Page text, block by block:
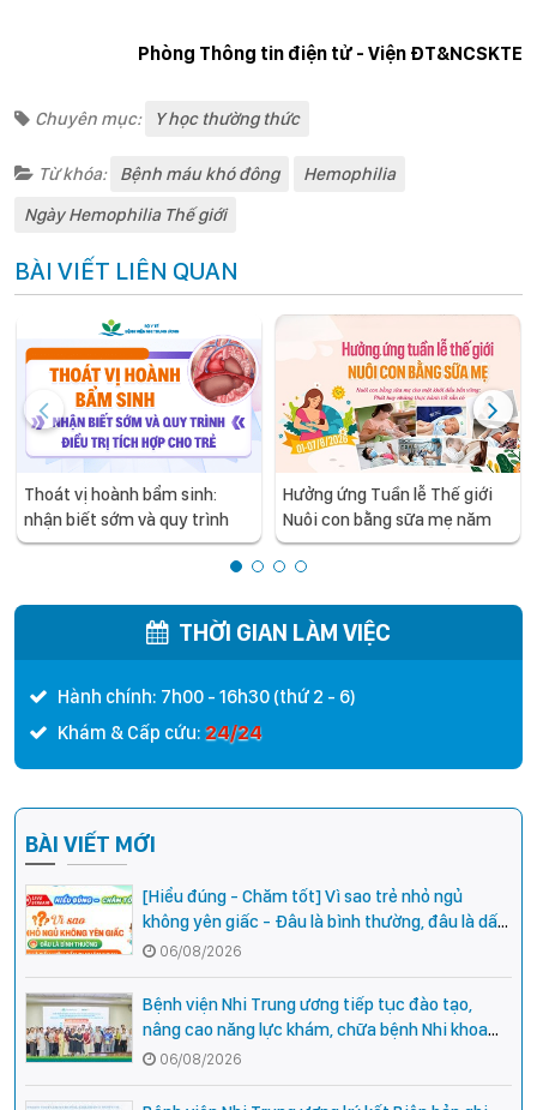
Phòng Thông tin điện tử - Viện ĐT&NCSKTE
Chuyên mục: Y học thường thức
Từ khóa: Bệnh máu khó đông
Hemophilia
Ngày Hemophilia Thế giới
BÀI VIẾT LIÊN QUAN
Thoát vị hoành bẩm sinh:
nhận biết sớm và quy trình
điều trị tích hợp cho trẻ -
Hưởng ứng Tuần lễ Thế giới
Nuôi con bằng sữa mẹ năm
2026
THỜI GIAN LÀM VIỆC
Hành chính: 7h00 - 16h30 (thứ 2 - 6)
Khám & Cấp cứu: 24/24
BÀI VIẾT MỚI
[Hiểu đúng - Chăm tốt] Vì sao trẻ nhỏ ngủ
không yên giấc - Đâu là bình thường, đâu là dấu
hiệu cần đi khám ngay?
06/08/2026
Bệnh viện Nhi Trung ương tiếp tục đào tạo,
nâng cao năng lực khám, chữa bệnh Nhi khoa
cho cán bộ y tế tại các tỉnh miền núi phía Bắc
06/08/2026